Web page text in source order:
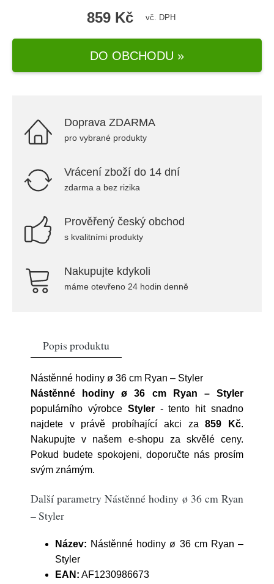
859 Kč vč. DPH
DO OBCHODU »
Doprava ZDARMA
pro vybrané produkty
Vrácení zboží do 14 dní
zdarma a bez rizika
Prověřený český obchod
s kvalitními produkty
Nakupujte kdykoli
máme otevřeno 24 hodin denně
Popis produktu
Nástěnné hodiny ø 36 cm Ryan – Styler
Nástěnné hodiny ø 36 cm Ryan – Styler
populárního výrobce Styler- tento hit snadno
najdete v právě probíhající akci za859 Kč.
Nakupujte v našem e-shopu za skvělé ceny.
Pokud budete spokojeni, doporučte nás prosím
svým známým.
Další parametry Nástěnné hodiny ø 36 cm Ryan
– Styler
Název: Nástěnné hodiny ø 36 cm Ryan –
Styler
EAN: AF1230986673